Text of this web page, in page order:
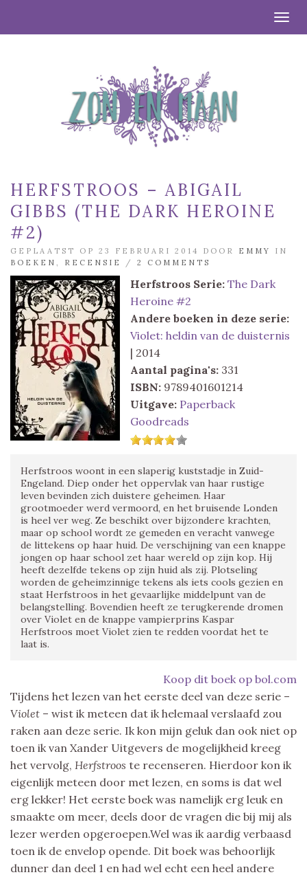
HERFSTROOS – ABIGAIL
GIBBS (THE DARK HEROINE
#2)
GEPLAATST OP 23 FEBRUARI 2014 DOOR EMMY
IN
BOEKEN
RECENSIE / 2 COMMENTS
Herfstroos Serie: The Dark
Heroine #2
Andere boeken in deze serie:
Violet: heldin van de duisternis
| 2014
Aantal pagina's: 331
ISBN: 9789401601214
Uitgave: Paperback
Goodreads
Herfstroos woont in een slaperig kuststadje in Zuid-
Engeland. Diep onder het oppervlak van haar rustige
leven bevinden zich duistere geheimen. Haar
grootmoeder werd vermoord, en het bruisende Londen
is heel ver weg. Ze beschikt over bijzondere krachten,
maar op school wordt ze gemeden en veracht vanwege
de littekens op haar huid. De verschijning van een knappe
jongen op haar school zet haar wereld op zijn kop. Hij
heeft dezelfde tekens op zijn huid als zij. Plotseling
worden de geheimzinnige tekens als iets cools gezien en
staat Herfstroos in het gevaarlijke middelpunt van de
belangstelling. Bovendien heeft ze terugkerende dromen
over Violet en de knappe vampierprins Kaspar
Herfstroos moet Violet zien te redden voordat het te
laat is.
Koop dit boek op bol.com
Tijdens het lezen van het eerste deel van deze serie –
Violet – wist ik meteen dat ik helemaal verslaafd zou
raken aan deze serie. Ik kon mijn geluk dan ook niet op
toen ik van Xander Uitgevers de mogelijkheid kreeg
het vervolg, Herfstroos te recenseren. Hierdoor kon ik
eigenlijk meteen door met lezen, en soms is dat wel
erg lekker! Het eerste boek was namelijk erg leuk en
smaakte om meer, deels door de vragen die bij mij als
lezer werden opgeroepen.Wel was ik aardig verbaasd
toen ik de envelop opende. Dit boek was behoorlijk
dunner dan deel 1 en had wel echt een heel andere